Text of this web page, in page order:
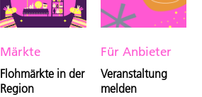
Märkte
Flohmärkte in der
Region
Für Anbieter
Veranstaltung
melden